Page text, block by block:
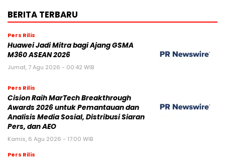
BERITA TERBARU
Pers Rilis
Huawei Jadi Mitra bagi Ajang GSMA
M360 ASEAN 2026
Jumat, 7 Agu 2026 - 00:42 WIB
Pers Rilis
Cision Raih MarTech Breakthrough
Awards 2026 untuk Pemantauan dan
Analisis Media Sosial, Distribusi Siaran
Pers, dan AEO
Kamis, 6 Agu 2026 - 17:00 WIB
Pers Rilis